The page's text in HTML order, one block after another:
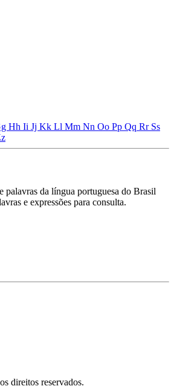
Hh Ii Jj Kk Ll Mm Nn Oo Pp Qq Rr Ss
palavras da língua portuguesa do Brasil
e expressões para consulta.
direitos reservados.